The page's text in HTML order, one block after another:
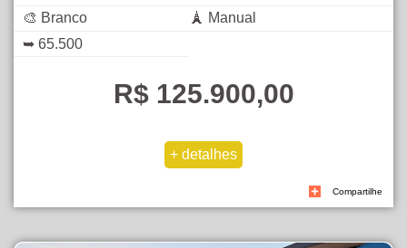
🎨 Branco
🗼 Manual
➥ 65.500
R$ 125.900,00
Compartilhe